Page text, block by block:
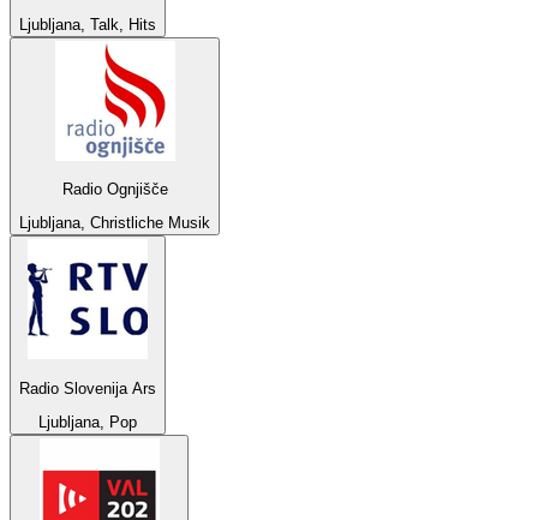
Ljubljana, Talk, Hits
Radio Ognjišče
Ljubljana, Christliche Musik
Radio Slovenija Ars
Ljubljana, Pop